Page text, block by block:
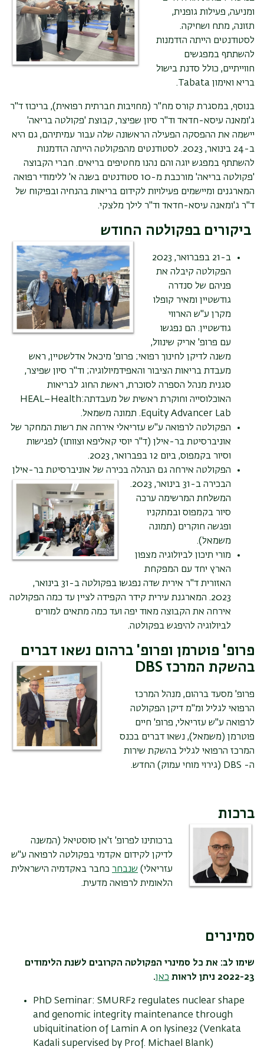
ומניעה, פעילות גופנית,
תזונה, מתח ושחיקה.
לסטודנטים הייתה הזדמנות
להשתתף במפגשים
חווייתיים, כולל סדנת בישול
בריא ואימון Tabata
.
בנוסף, במסגרת קורס מח"ר (מחויבות חברתית רפואית), בריכוז ד"ר
ג'ומאנה עיסא-חדאד וד"ר סיון שפיצר, קבוצת 'פקולטה בריאה'
יישמה את ההפסקה הפעילה הראשונה שלה עבור עמיתיהם, גם היא
ב-24 בינואר, 2023. לסטודנטים מהפקולטה הייתה הזדמנות
להשתתף במפגש יוגה והם נהנו מחטיפים בריאים. חברי הקבוצה
'פקולטה בריאה' מורכבת מ-10 סטודנטים בשנה א' ללימודי רפואה
המארגנים ומיישמים פעילויות לקידום בריאות בהנחיה ובפיקוח של
ד"ר ג'ומאנה עיסא-חדאד וד"ר לילך מלצקי.
ביקורים בפקולטה החודש
ב-21 בפברואר, 2023
הפקולטה קיבלה את
פניהם של סנדרה
גודשטיין ומאיר קופלו
מקרן ע"ש הארווי
גודשטיין. הם נפגשו
עם פרופ' אריק שינוול,
משנה לדיקן לחינוך רפואי; פרופ' מיכאל אדלשטיין, ראש
מעבדת בריאות הציבור והאפידמיולוגיה; וד"ר סיון שפיצר,
סגנית מנהל הספרה לסוכרת, ראשת החוג לבריאות
האוכלוסייה וחוקרת ראשית של מעבדתה:HEAL–Health
Equity Advancer Lab . תמונה משמאל.
הפקולטה לרפואה ע"ש עזריאלי אירחה את רשות המחקר של
אוניברסיטת בר-אילן (ד"ר יוסי קאליפא וצוותו) לפגישות
וסיור בקמפוס, ביום 12 בפברואר, 2023.
הפקולטה אירחה גם הנהלה בכירה של אוניברסיטת בר-אילן
הבכירה
ב-31 בינואר, 2023.
המשלחת המרשימה ערכה
סיור בקמפוס ובמתקניו
ופגשה חוקרים (תמונה
משמאל).
מורי תיכון לביולוגיה מצפון
הארץ יחד עם המפקחת
האזורית ד"ר
אירית שדה נפגשו בפקולטה ב-31 בינואר,
2023. המארגנת עירית קידר הקפידה לציין עד כמה הפקולטה
אירחה את הקבוצה מאוד יפה ועד כמה מתאים למורים
לביולוגיה להיפגש בפקולטה.
פרופ' פוטרמן ופרופ' ברהום נשאו דברים
בהשקת המרכז DBS
פרופ' מסעד ברהום, מנהל המרכז
הרפואי לגליל ומ"מ דיקן הפקולטה
לרפואה ע"ש עזריאלי, פרופ' חיים
פוטרמן (משמאל), נשאו דברים בכנס
המרכז הרפואי לגליל בהשקת שירות
ה- DBS (גירוי מוחי עמוק) החדש.
ברכות
ברכותינו לפרופ' ז'אן סוסטיאל (המשנה
לדיקן לקידום אקדמי בפקולטה לרפואה ע"ש
עזריאלי) שנבחר כחבר באקדמיה הישראלית
הלאומית לרפואה מדעית.
סמינרים
שימו לב: את כל סמינרי הפקולטה הקרובים לשנת הלימודים
2022-23 ניתן לראות
כאן.
PhD Seminar: SMURF2 regulates nuclear shape
and genomic integrity maintenance through
ubiquitination of Lamin A on lysine32 (Venkata
Kadali supervised by Prof. Michael Blank)